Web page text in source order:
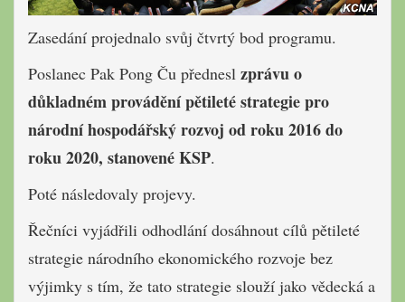
Zasedání projednalo svůj čtvrtý bod programu.
Poslanec Pak Pong Ču přednesl zprávu o
důkladném provádění pětileté strategie pro
národní hospodářský rozvoj od roku 2016 do
roku 2020, stanovené KSP.
Poté následovaly projevy.
Řečníci vyjádřili odhodlání dosáhnout cílů pětileté
strategie národního ekonomického rozvoje bez
výjimky s tím, že tato strategie slouží jako vědecká a